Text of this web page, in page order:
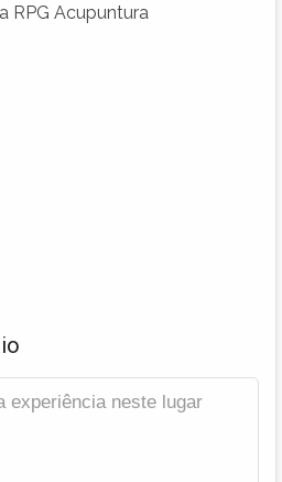
RPG Acupuntura